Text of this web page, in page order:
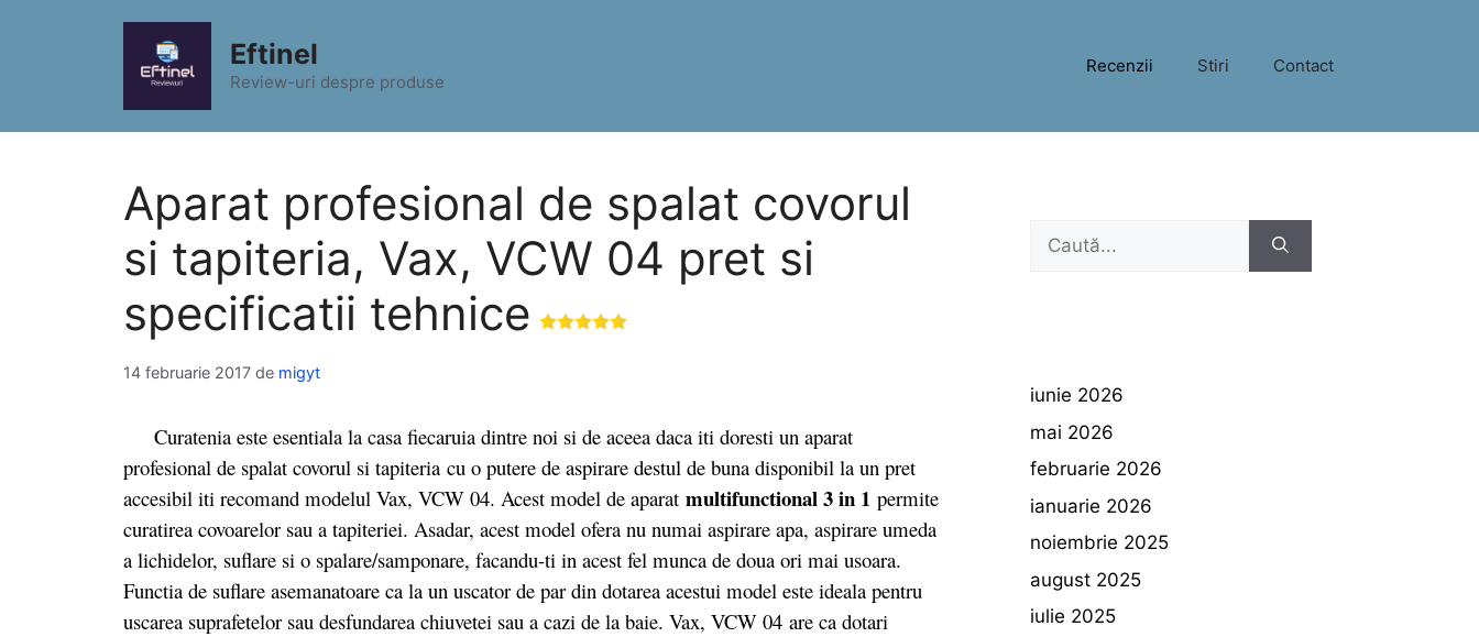
Eftinel
Review-uri despre produse
Recenzii Stiri Contact
Aparat profesional de spalat covorul
si tapiteria, Vax, VCW 04 pret si
specificatii tehnice
14 februarie 2017 de migyt
Curatenia este esentiala la casa fiecaruia dintre noi si de aceea daca iti doresti un aparat
profesional de spalat covorul si tapiteria cu o putere de aspirare destul de buna disponibil la un pret
accesibil iti recomand modelul Vax, VCW 04. Acest model de aparat multifunctional 3 in 1 permite
curatirea covoarelor sau a tapiteriei. Asadar, acest model ofera nu numai aspirare apa, aspirare umeda
a lichidelor, suflare si o spalare/samponare, facandu-ti in acest fel munca de doua ori mai usoara.
Functia de suflare asemanatoare ca la un uscator de par din dotarea acestui model este ideala pentru
uscarea suprafetelor sau desfundarea chiuvetei sau a cazi de la baie. Vax, VCW 04 are ca dotari
Caută
iunie 2026
mai 2026
februarie 2026
ianuarie 2026
noiembrie 2025
august 2025
iulie 2025